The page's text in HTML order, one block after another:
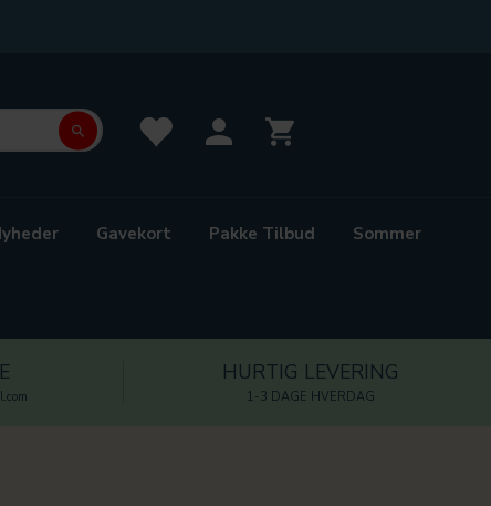
Gavekort Pakke Tilbud Sommer
HURTIG LEVERING
1-3 DAGE HVERDAG